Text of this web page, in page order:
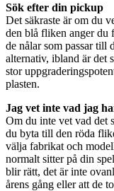
Sök efter din pickup
Det säkraste är om du
den blå fliken anger du
de nålar som passar till
alternativ, ibland är det
stor
plasten.
Jag vet inte vad jag
Om du inte vet vad det
du byta till den röda
välja fabrikat och
normalt sitter på din
blir rätt, det är inte
årens gång eller att de